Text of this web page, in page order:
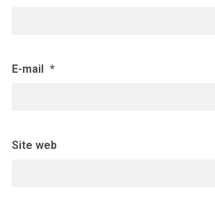
E-mail *
Site web